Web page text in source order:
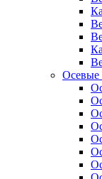
Осевые